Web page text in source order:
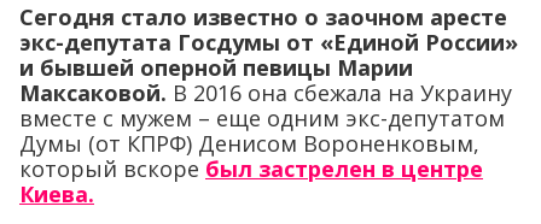
Сегодня стало известно о заочном аресте
экс-депутата Госдумы от «Единой России»
и бывшей оперной певицы Марии
Максаковой. В 2016 она сбежала на Украину
вместе с мужем – еще одним экс-депутатом
Думы (от КПРФ) Денисом Вороненковым,
который вскоре был застрелен в центре
Киева.